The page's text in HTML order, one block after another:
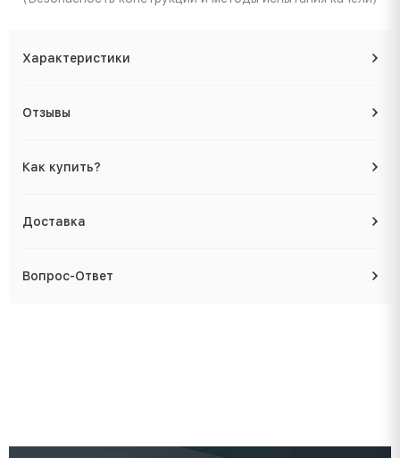
Характеристики
Отзывы
Как купить?
Доставка
Вопрос-Ответ